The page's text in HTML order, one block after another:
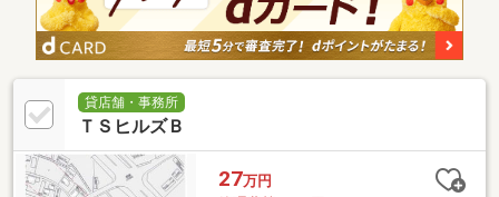
貸店舗・事務所
ＴＳヒルズＢ
27万円